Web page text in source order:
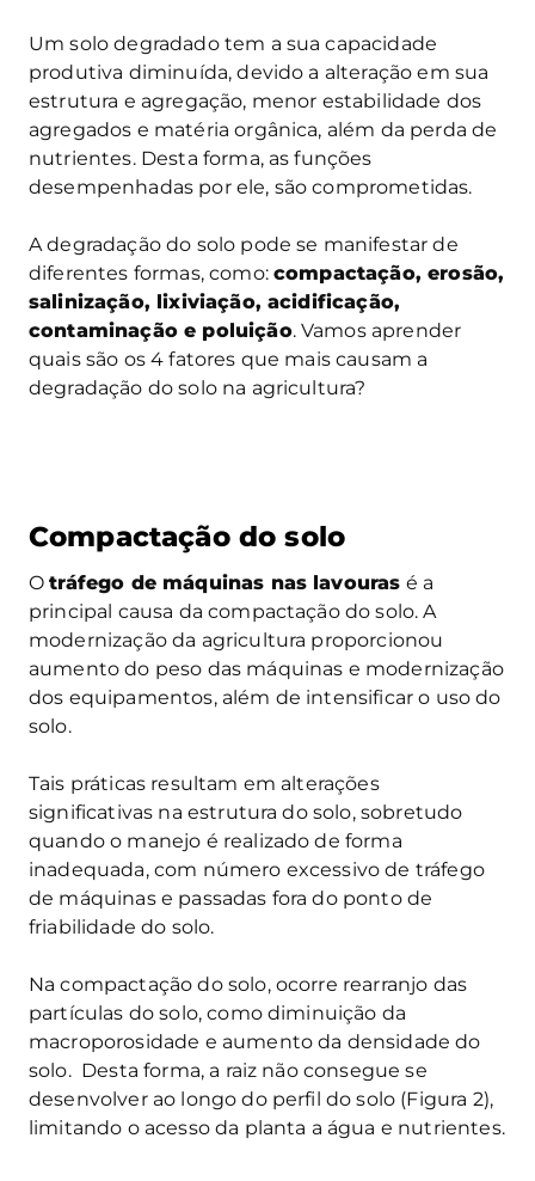
Um solo degradado tem a sua capacidade
produtiva diminuída, devido a alteração em sua
estrutura e agregação, menor estabilidade dos
agregados e matéria orgânica, além da perda de
nutrientes. Desta forma, as funções
desempenhadas por ele, são comprometidas.
A degradação do solo pode se manifestar de
diferentes formas, como:compactação, erosão,
salinização, lixiviação, acidificação,
contaminação e poluição. Vamos aprender
quais são os 4 fatores que mais causam a
degradação do solo na agricultura?
Compactação do solo
Otráfego de máquinas nas lavouras é a
principal causa da compactação do solo. A
modernização da agricultura proporcionou
aumento do peso das máquinas e modernização
dos equipamentos, além de intensificar o uso do
solo.
Tais práticas resultam em alterações
significativas na estrutura do solo, sobretudo
quando o manejo é realizado de forma
inadequada, com número excessivo de tráfego
de máquinas e passadas fora do ponto de
friabilidade do solo.
Na compactação do solo, ocorre rearranjo das
partículas do solo, como diminuição da
macroporosidade e aumento da densidade do
solo. Desta forma, a raiz não consegue se
desenvolver ao longo do perfil do solo (Figura 2),
limitando o acesso da planta a água e nutrientes.